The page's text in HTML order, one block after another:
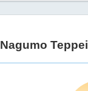
Nagumo Teppei